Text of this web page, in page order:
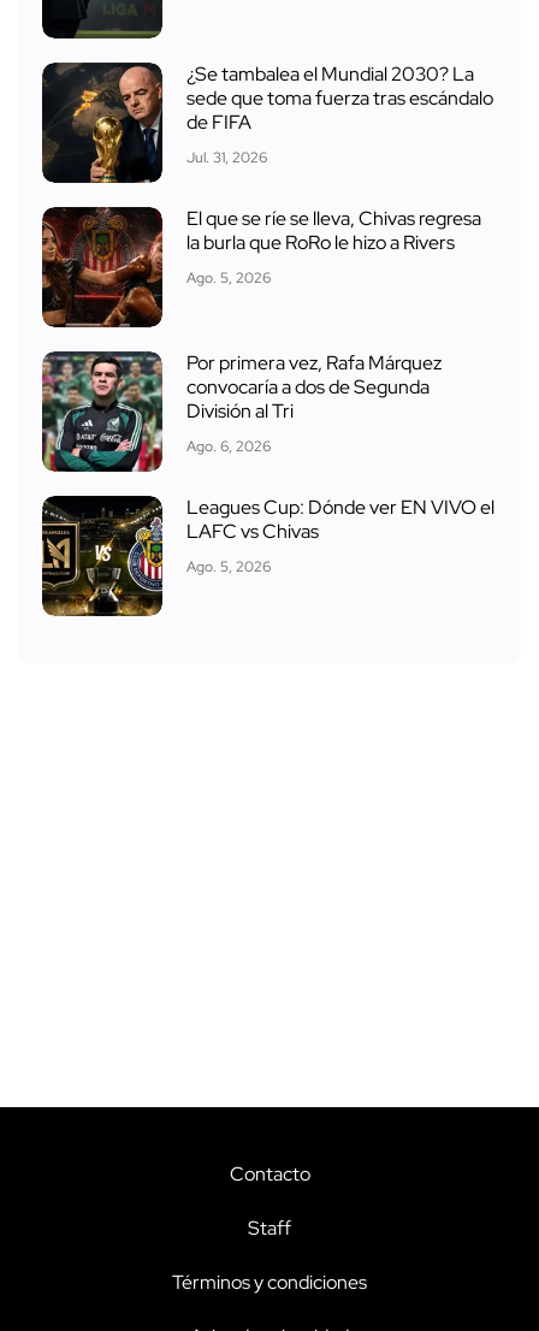
¿Se tambalea el Mundial 2030? La
sede que toma fuerza tras escándalo
de FIFA
Jul. 31, 2026
El que se ríe se lleva, Chivas regresa
la burla que RoRo le hizo a Rivers
Ago. 5, 2026
Por primera vez, Rafa Márquez
convocaría a dos de Segunda
División al Tri
Ago. 6, 2026
Leagues Cup: Dónde ver EN VIVO el
LAFC vs Chivas
Ago. 5, 2026
Contacto
Staff
Términos y condiciones